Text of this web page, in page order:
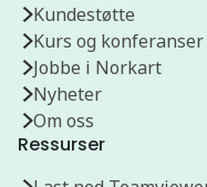
Kundestøtte
Kurs og konferanser
Jobbe i Norkart
Nyheter
Om oss
Ressurser